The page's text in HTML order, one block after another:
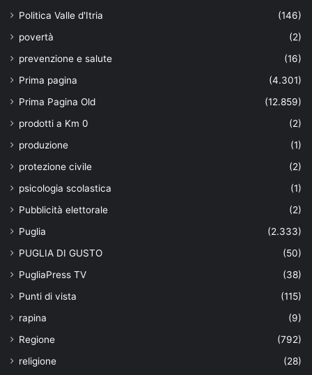
Politica Valle d'Itria
(146)
povertà
(2)
prevenzione e salute
(16)
Prima pagina
(4.301)
Prima Pagina Old
(12.859)
prodotti a Km 0
(2)
produzione
(1)
protezione civile
(2)
psicologia scolastica
(1)
Pubblicità elettorale
(2)
Puglia
(2.333)
PUGLIA DI GUSTO
(50)
PugliaPress TV
(38)
Punti di vista
(115)
rapina
(9)
Regione
(792)
religione
(28)